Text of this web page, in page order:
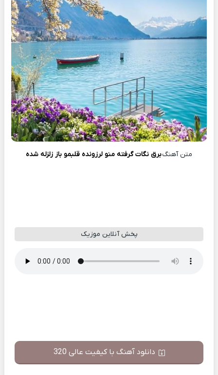
متن آهنگبرق نگات گرفته منو لرزونده قلبمو باز زلزله شده
پخش آنلاین موزیک
دانلود آهنگ با کیفیت عالی 320